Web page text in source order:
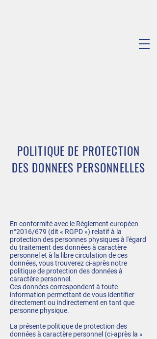
POLITIQUE DE PROTECTION
DES DONNEES PERSONNELLES
En conformité avec le Règlement européen
n°2016/679 (dit « RGPD ») relatif à la
protection des personnes physiques à l'égard
du traitement des données à caractère
personnel et à la libre circulation de ces
données, vous trouverez ci-après notre
politique de protection des données à
caractère personnel.
Ces données correspondent à toute
information permettant de vous identifier
directement ou indirectement en tant que
personne physique.
La présente politique de protection des
données à caractère personnel (ci-après la «